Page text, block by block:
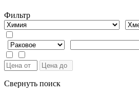
Фильтр
Свернуть поиск